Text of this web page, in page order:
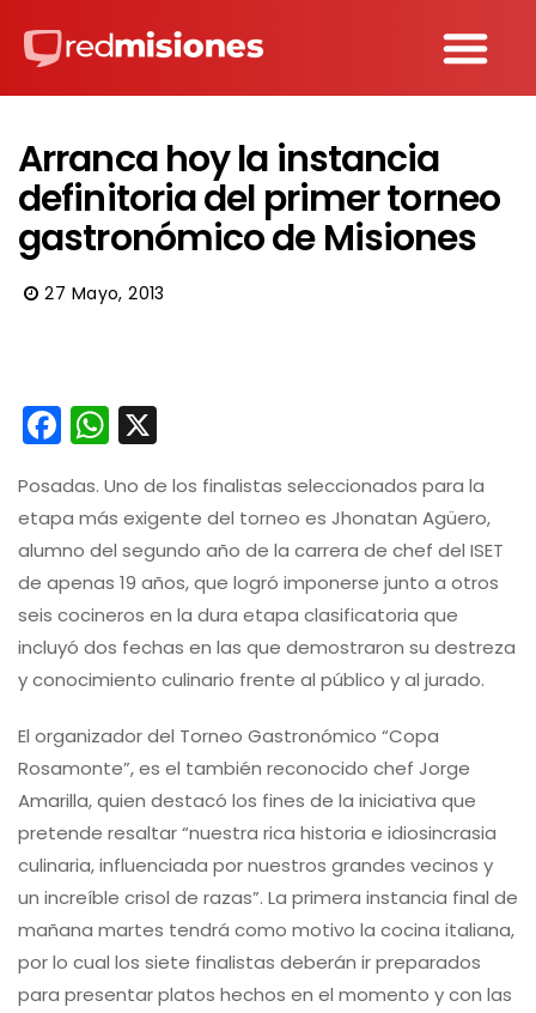
Arranca hoy la instancia
definitoria del primer torneo
gastronómico de Misiones
27 Mayo, 2013
Facebook
WhatsApp
Posadas. Uno de los finalistas seleccionados para la
etapa más exigente del torneo es Jhonatan Agüero,
alumno del segundo año de la carrera de chef del ISET
de apenas 19 años, que logró imponerse junto a otros
seis cocineros en la dura etapa clasificatoria que
incluyó dos fechas en las que demostraron su destreza
y conocimiento culinario frente al público y al jurado.
El organizador del Torneo Gastronómico “Copa
Rosamonte”, es el también reconocido chef Jorge
Amarilla, quien destacó los fines de la iniciativa que
pretende resaltar “nuestra rica historia e idiosincrasia
culinaria, influenciada por nuestros grandes vecinos y
un increíble crisol de razas”. La primera instancia final de
mañana martes tendrá como motivo la cocina italiana,
por lo cual los siete finalistas deberán ir preparados
para presentar platos hechos en el momento y con las